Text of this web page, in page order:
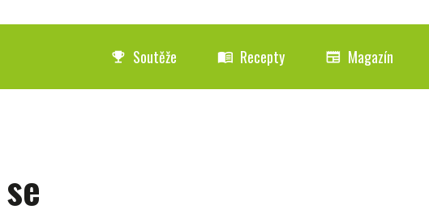
emoji_events Soutěže menu_book Recepty newspaper Magazín